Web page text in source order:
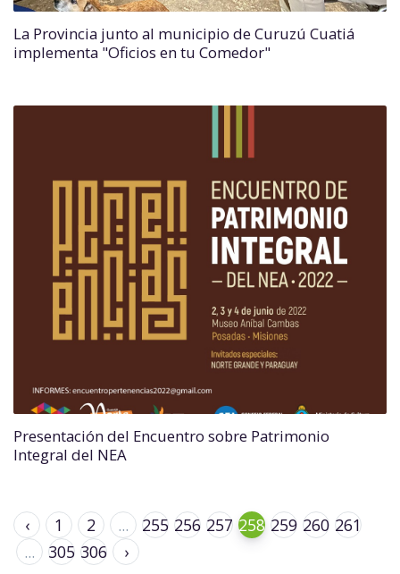
La Provincia junto al municipio de Curuzú Cuatiá
implementa "Oficios en tu Comedor"
Presentación del Encuentro sobre Patrimonio
Integral del NEA
‹ 1 2 ... 255 256 257 258 259 260 261
...
305 306 ›